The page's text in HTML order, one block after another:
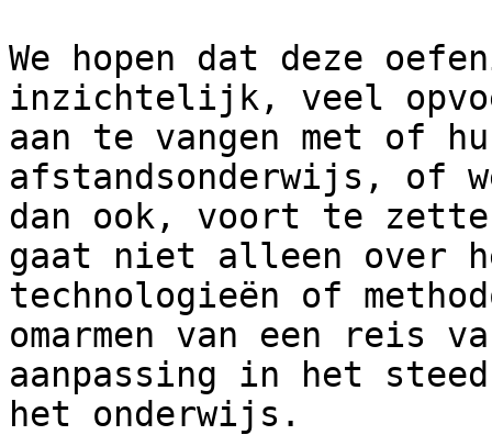
We hopen dat deze
inzichtelijk, veel
aan te vangen met of
afstandsonderwijs, of
dan ook, voort te
gaat niet alleen over
technologieën of
omarmen van een reis
aanpassing in het
het onderwijs.